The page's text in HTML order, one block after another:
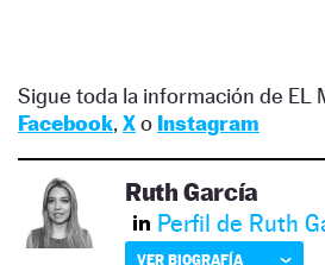
Sigue toda la información de EL
Facebook, Xo Instagram
Ruth García
Perfil de Ruth
VER BIOGRAFÍA